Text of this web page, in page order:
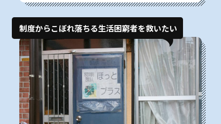
制度からこぼれ落ちる生活困窮者を救いたい